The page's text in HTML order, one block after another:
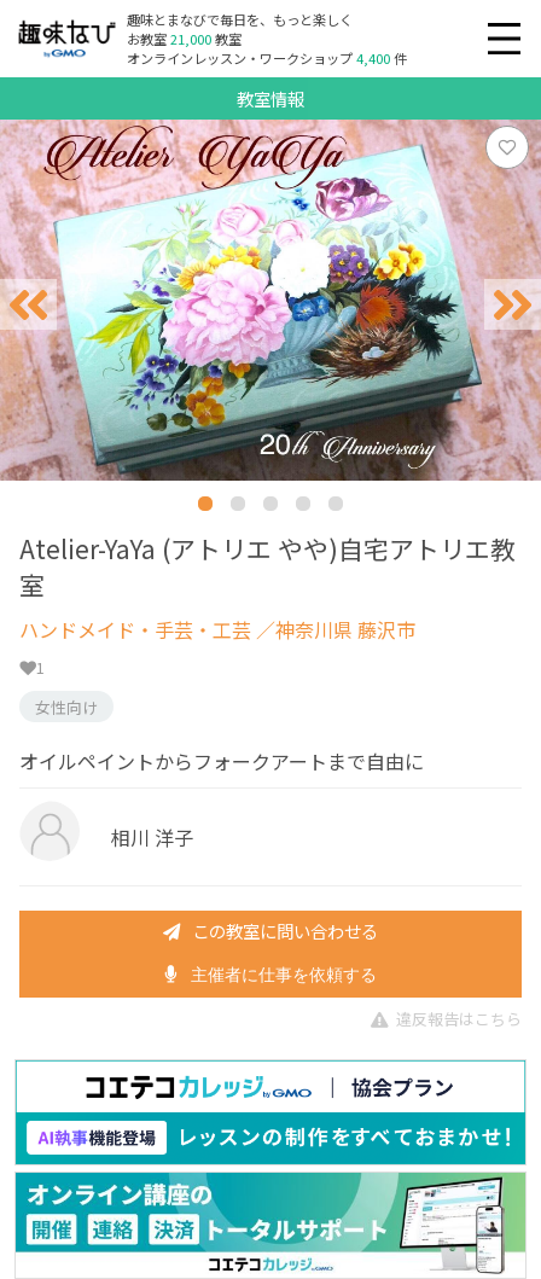
趣味とまなびで毎日を、もっと楽しく
お教室21,000教室
オンラインレッスン・ワークショップ4,400件
教室情報
Atelier-YaYa (アトリエ やや)自宅アトリエ教
室
ハンドメイド・手芸・工芸 ／神奈川県 藤沢市
1
女性向け
オイルペイントからフォークアートまで自由に
相川 洋子
この教室に問い合わせる
主催者に仕事を依頼する
違反報告はこちら